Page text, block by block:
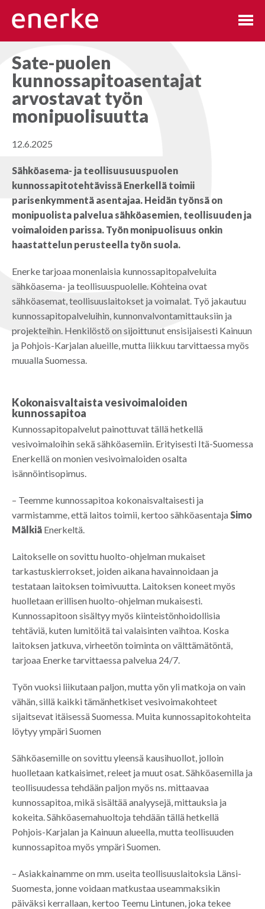
sisältöön
Sate-puolen
kunnossapitoasentajat
arvostavat työn
monipuolisuutta
12.6.2025
Sähköasema- ja teollisuusuuspuolen
kunnossapitotehtävissä Enerkellä toimii
parisenkymmentä asentajaa. Heidän työnsä on
monipuolista palvelua sähköasemien, teollisuuden ja
voimaloiden parissa. Työn monipuolisuus onkin
haastattelun perusteella työn suola.
Enerke tarjoaa monenlaisia kunnossapitopalveluita
sähköasema- ja teollisuuspuolelle. Kohteina ovat
sähköasemat, teollisuuslaitokset ja voimalat. Työ jakautuu
kunnossapitopalveluihin, kunnonvalvontamittauksiin ja
projekteihin. Henkilöstö on sijoittunut ensisijaisesti Kainuun
ja Pohjois-Karjalan alueille, mutta liikkuu tarvittaessa myös
muualla Suomessa.
Kokonaisvaltaista vesivoimaloiden
kunnossapitoa
Kunnossapitopalvelut painottuvat tällä hetkellä
vesivoimaloihin sekä sähköasemiin. Erityisesti Itä-Suomessa
Enerkellä on monien vesivoimaloiden osalta
isännöintisopimus.
– Teemme kunnossapitoa kokonaisvaltaisesti ja
varmistamme, että laitos toimii, kertoo sähköasentajaSimo
Mälkiä Enerkeltä.
Laitokselle on sovittu huolto-ohjelman mukaiset
tarkastuskierrokset, joiden aikana havainnoidaan ja
testataan laitoksen toimivuutta. Laitoksen koneet myös
huolletaan erillisen huolto-ohjelman mukaisesti.
Kunnossapitoon sisältyy myös kiinteistönhoidollisia
tehtäviä, kuten lumitöitä tai valaisinten vaihtoa. Koska
laitoksen jatkuva, virheetön toiminta on välttämätöntä,
tarjoaa Enerke tarvittaessa palvelua 24/7.
Työn vuoksi liikutaan paljon, mutta yön yli matkoja on vain
vähän, sillä kaikki tämänhetkiset vesivoimakohteet
sijaitsevat itäisessä Suomessa. Muita kunnossapitokohteita
löytyy ympäri Suomen
Sähköasemille on sovittu yleensä kausihuollot, jolloin
huolletaan katkaisimet, releet ja muut osat. Sähköasemilla ja
teollisuudessa tehdään paljon myös ns. mittaavaa
kunnossapitoa, mikä sisältää analyysejä, mittauksia ja
kokeita. Sähköasemahuoltoja tehdään tällä hetkellä
Pohjois-Karjalan ja Kainuun alueella, mutta teollisuuden
kunnossapitoa myös ympäri Suomen.
– Asiakkainamme on mm. useita teollisuuslaitoksia Länsi-
Suomesta, jonne voidaan matkustaa useammaksikin
päiväksi kerrallaan, kertoo Teemu Lintunen, joka tekee